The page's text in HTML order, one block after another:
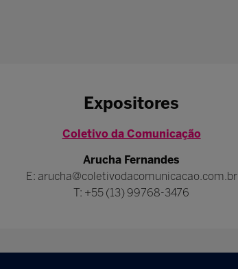
Expositores
Coletivo da Comunicação
Arucha Fernandes
E: arucha@coletivodacomunicacao.com.br
T: +55 (13) 99768-3476